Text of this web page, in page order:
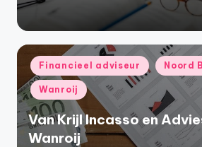
Geplaatst
in
Financieel adviseur Noord
Wanroij
Van Krijl Incasso en
Wanroij